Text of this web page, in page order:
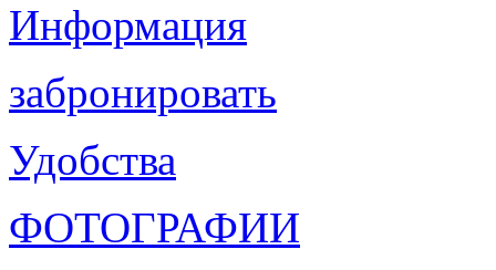
Информация
забронировать
Удобства
ФОТОГРАФИИ